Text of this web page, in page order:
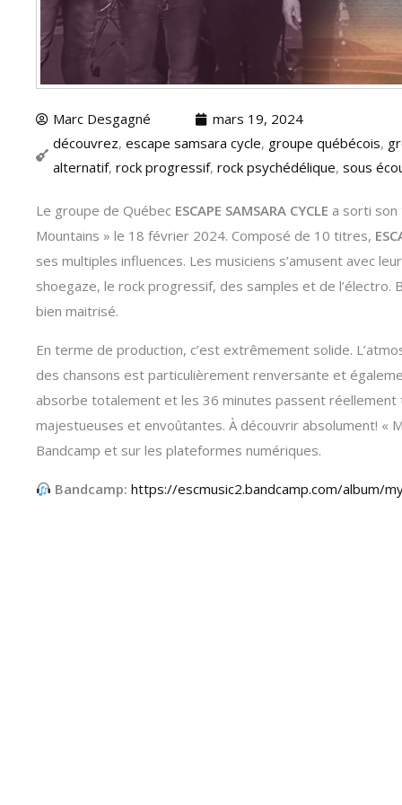
Marc Desgagné
mars 19, 2024
découvrez, escape samsara cycle, groupe québécois,
alternatif, rock progressif, rock psychédélique, sous
Le groupe de Québec ESCAPE SAMSARA CYCLE a sorti son
Mountains » le 18 février 2024. Composé de 10 titres,
ses multiples influences. Les musiciens s’amusent avec
shoegaze, le rock progressif, des samples et de l’électro.
bien maitrisé.
En terme de production, c’est extrêmement solide.
des chansons est particulièrement renversante et
absorbe totalement et les 36 minutes passent
majestueuses et envoûtantes. À découvrir absolument! «
Bandcamp et sur les plateformes numériques.
Bandcamp: https://escmusic2.bandcamp.com/album/